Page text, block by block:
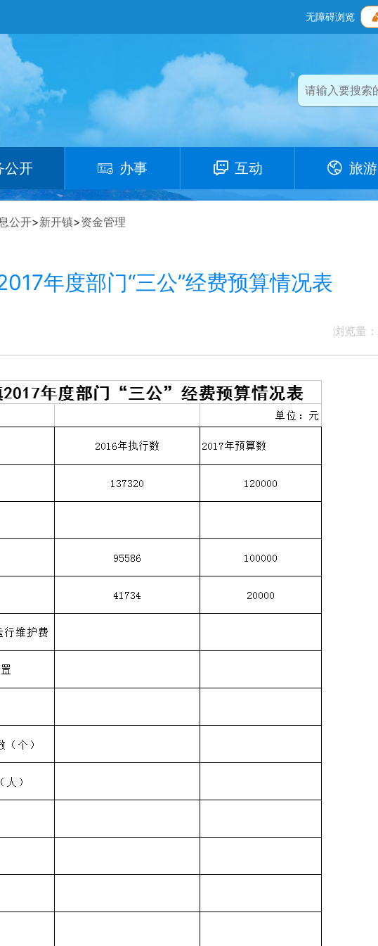
无障碍浏览
公开 办事 互动 旅游
公开>新开镇>资金管理
年度部门“三公”经费预算情况表
浏览量：